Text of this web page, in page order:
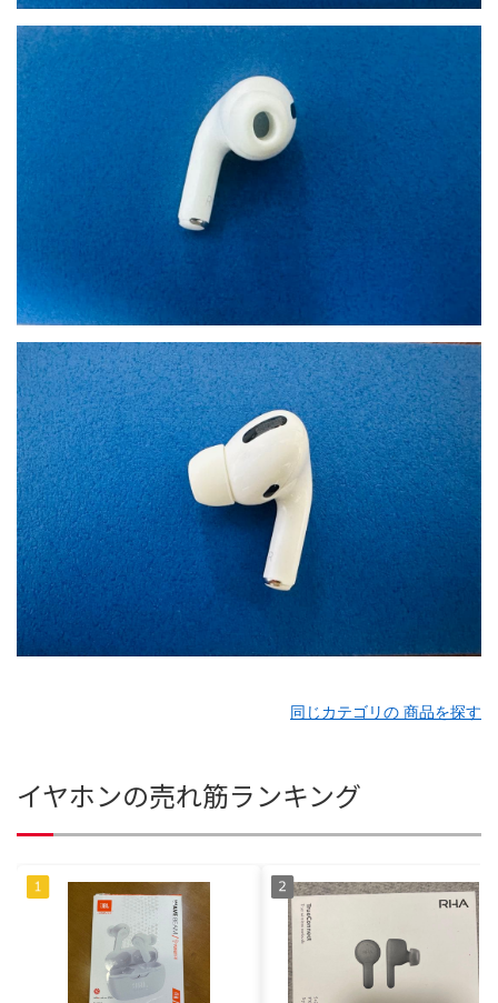
同じカテゴリの 商品を探す
イヤホンの売れ筋ランキング